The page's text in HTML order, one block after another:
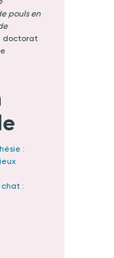
pouls en
doctorat
:
: